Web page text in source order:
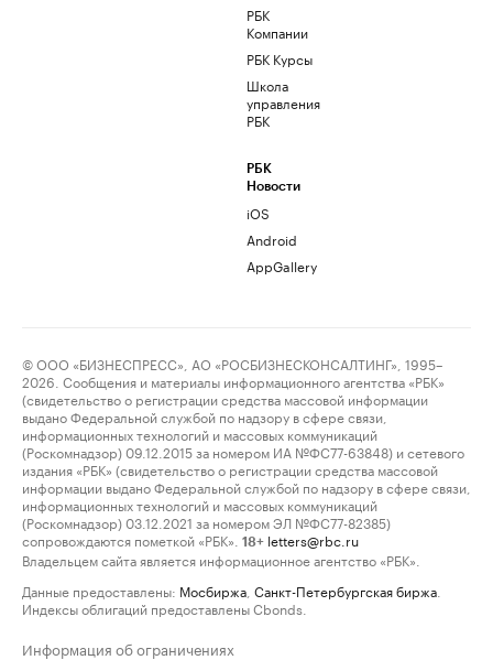
РБК
Компании
РБК Курсы
Школа
управления
РБК
РБК
Новости
iOS
Android
AppGallery
© ООО «БИЗНЕСПРЕСС», АО «РОСБИЗНЕСКОНСАЛТИНГ», 1995–
2026. Сообщения и материалы информационного агентства «РБК»
(свидетельство о регистрации средства массовой информации
выдано Федеральной службой по надзору в сфере связи,
информационных технологий и массовых коммуникаций
(Роскомнадзор) 09.12.2015 за номером ИА №ФС77-63848) и сетевого
издания «РБК» (свидетельство о регистрации средства массовой
информации выдано Федеральной службой по надзору в сфере связи,
информационных технологий и массовых коммуникаций
(Роскомнадзор) 03.12.2021 за номером ЭЛ №ФС77-82385)
сопровождаются пометкой «РБК».
18+ letters@rbc.ru
Владельцем сайта является информационное агентство «РБК».
Данные предоставлены: Мосбиржа Санкт-Петербургская биржа
Индексы облигаций предоставлены Cbonds.
Информация об ограничениях